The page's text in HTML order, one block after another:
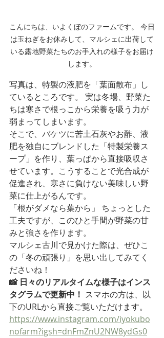
こんにちは、いよくぼのファームです。 今日
は玉ねぎをお休みして、マルシェに出荷して
いる露地野菜たちのお手入れの様子をお届け
します。
写真は、特製の液肥を「葉面散布」し
ているところです。 実は冬場、野菜た
ちは寒さで根っこから栄養を吸う力が
弱まってしまいます。
そこで、バケツに苦土石灰やお酢、液
肥を独自にブレンドした「特製栄養ス
ープ」を作り、葉っぱから直接吸収さ
せています。こうすることで光合成が
促進され、寒さに負けない美味しい野
菜に仕上がるんです。
「根がダメなら葉から」 ちょっとした
工夫ですが、このひと手間が野菜の甘
みと強さを作ります。
マルシェ古川で見かけた際は、ぜひこ
の「冬の頑張り」を思い出してみてく
ださいね！
📸 日々のリアルタイムな様子はインス
タグラムで更新中！ スマホの方は、以
下のURLから直接ご覧いただけます。
https://www.instagram.com/iyokubo
nofarm?igsh=dnFmZnU2NW8ydGs0